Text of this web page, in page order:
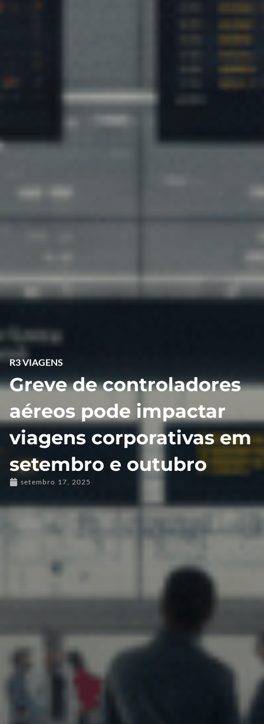
R3 VIAGENS
Greve de controladores
aéreos pode impactar
viagens corporativas em
setembro e outubro
setembro 17, 2025